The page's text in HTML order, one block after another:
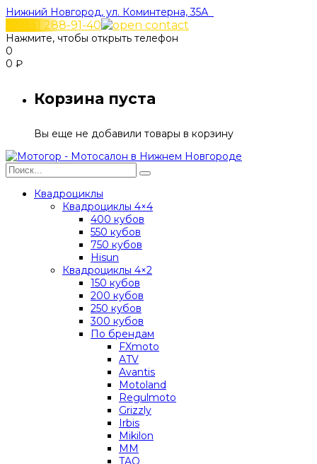
Нижний Новгород, ул. Коминтерна, 35А
+7 831 288-91-40
Нажмите, чтобы открыть телефон
0
0 ₽
Корзина пуста
Вы еще не добавили товары в корзину
Квадроциклы
Квадроциклы 4×4
400 кубов
550 кубов
750 кубов
Hisun
Квадроциклы 4×2
150 кубов
200 кубов
250 кубов
300 кубов
По брендам
FXmoto
ATV
Avantis
Motoland
Regulmoto
Grizzly
Irbis
Mikilon
MM
TAO